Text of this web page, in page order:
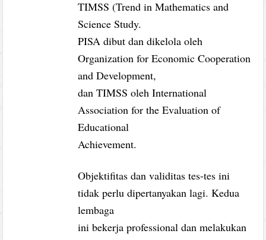
TIMSS (Trend in Mathematics and
Science Study.
PISA dibut dan dikelola oleh
Organization for Economic Cooperation
and Development,
dan TIMSS oleh International
Association for the Evaluation of
Educational
Achievement.
Objektifitas dan validitas tes-tes ini
tidak perlu dipertanyakan lagi. Kedua
lembaga
ini bekerja professional dan melakukan